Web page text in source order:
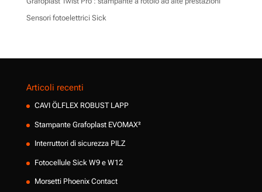
Sensori fotoelettrici Sick
Articoli recenti
CAVI ÖLFLEX ROBUST LAPP
Stampante Grafoplast EVOMAX²
Interruttori di sicurezza PILZ
Fotocellule Sick W9 e W12
Morsetti Phoenix Contact